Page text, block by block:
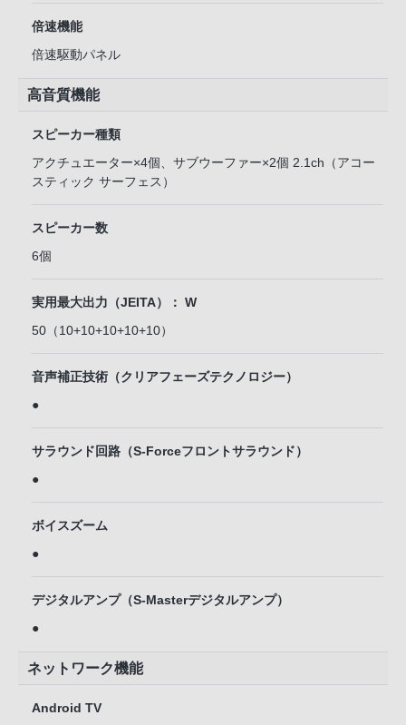
倍速機能
倍速駆動パネル
高音質機能
スピーカー種類
アクチュエーター×4個、サブウーファー×2個 2.1ch（アコー
スティック サーフェス）
スピーカー数
6個
実用最大出力（JEITA）： W
50（10+10+10+10+10）
音声補正技術（クリアフェーズテクノロジー）
●
サラウンド回路（S-Forceフロントサラウンド）
●
ボイスズーム
●
デジタルアンプ（S-Masterデジタルアンプ）
●
ネットワーク機能
Android TV